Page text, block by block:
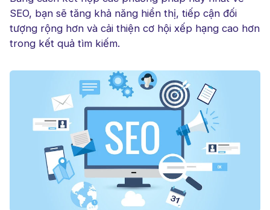
SEO, bạn sẽ tăng khả năng hiển thị, tiếp cận đối
tượng rộng hơn và cải thiện cơ hội xếp hạng cao hơn
trong kết quả tìm kiếm.